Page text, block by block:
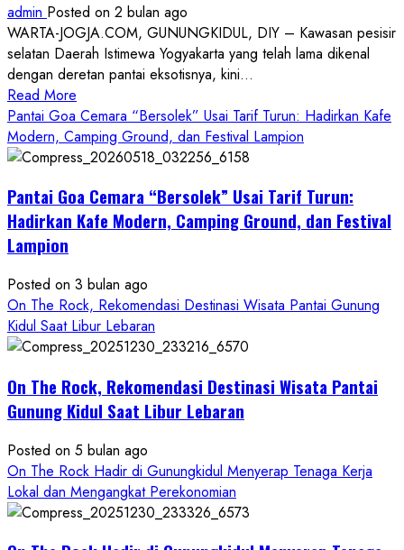
admin Posted on 2 bulan ago
WARTA-JOGJA.COM, GUNUNGKIDUL, DIY – Kawasan pesisir
selatan Daerah Istimewa Yogyakarta yang telah lama dikenal
dengan deretan pantai eksotisnya, kini...
Read More
more
about
ON
ROCK
Gunungkidul
Baru,
Padukan
Keindahan
Alam
Wisata
Kekinian
Pantai Goa Cemara “Bersolek” Usai Tarif Turun: Hadirkan Kafe
Modern, Camping Ground, dan Festival Lampion
Pantai Goa Cemara “Bersolek” Usai Tarif Turun:
Hadirkan Kafe Modern, Camping Ground, dan Festival
Lampion
Posted on 3 bulan ago
On The Rock, Rekomendasi Destinasi Wisata Pantai Gunung
Kidul Saat Libur Lebaran
On The Rock, Rekomendasi Destinasi Wisata Pantai
Gunung Kidul Saat Libur Lebaran
Posted on 5 bulan ago
On The Rock Hadir di Gunungkidul Menyerap Tenaga Kerja
Lokal dan Mengangkat Perekonomian